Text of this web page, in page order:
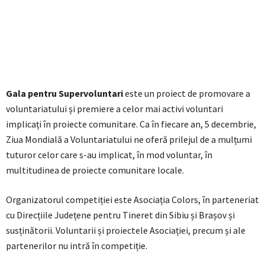
Gala pentru Supervoluntarieste un proiect de promovare a
voluntariatului și premiere a celor mai activi voluntari
implicați în proiecte comunitare. Ca în fiecare an, 5 decembrie,
Ziua Mondială a Voluntariatului ne oferă prilejul de a mulțumi
tuturor celor care s-au implicat, în mod voluntar, în
multitudinea de proiecte comunitare locale.
Organizatorul competiției este Asociația Colors, în parteneriat
cu Direcțiile Județene pentru Tineret din Sibiu și Brașov și
susținătorii. Voluntarii și proiectele Asociației, precum și ale
partenerilor nu intră în competiție.